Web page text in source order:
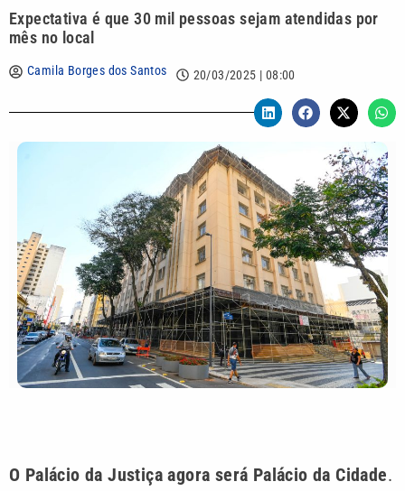
Expectativa é que 30 mil pessoas sejam atendidas por
mês no local
Camila Borges dos Santos 20/03/2025 | 08:00
O Palácio da Justiça agora será Palácio da Cidade.